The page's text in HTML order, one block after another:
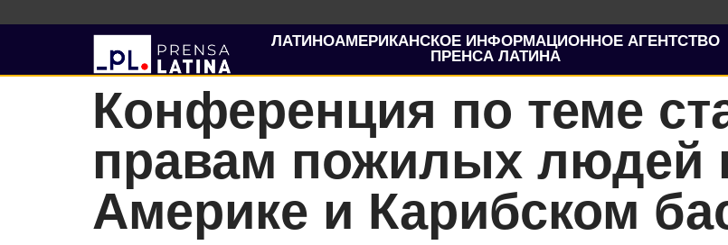
ЛАТИНОАМЕРИКАНСКОЕ ИНФОРМАЦИОННОЕ АГЕНТСТВО
ПРЕНСА ЛАТИНА
Конференция по теме
правам пожилых людей
Америке и Карибском